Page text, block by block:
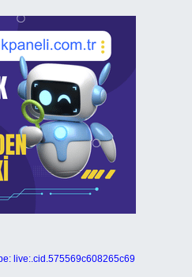
live:.cid.575569c608265c69